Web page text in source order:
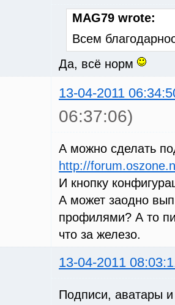
MAG79 wrote:
Всем
Да, всё норм
13-04-2011
06:37:06)
А можно сделать
http://
И кнопку
А может заодно
профилями? А то
что за железо.
13-04-2011
Подписи, аватары